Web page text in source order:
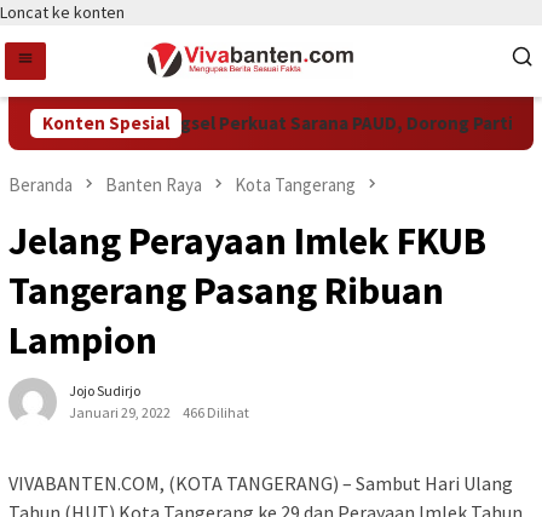
Loncat ke konten
Konten Spesial
Pemkot Tangsel Perkuat Sarana PAUD, Dorong Partisipasi
Beranda Banten Raya Kota Tangerang
Jelang Perayaan Imlek FKUB
Tangerang Pasang Ribuan
Lampion
Jojo Sudirjo
Januari 29, 2022
466 Dilihat
VIVABANTEN.COM, (KOTA TANGERANG) – Sambut Hari Ulang